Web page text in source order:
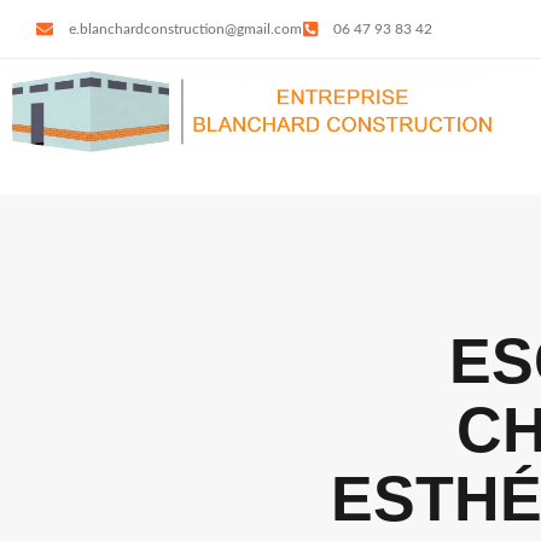
e.blanchardconstruction@gmail.com 06 47 93 83 42